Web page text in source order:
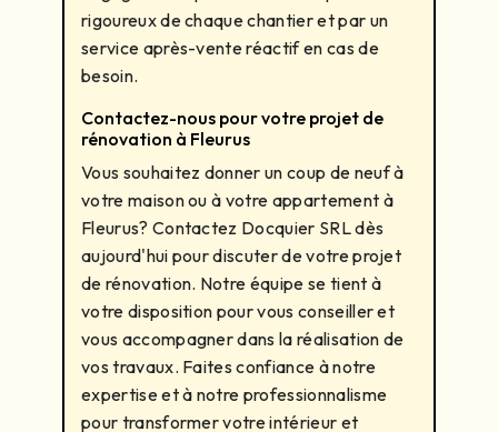
rigoureux de chaque chantier et par un
service après-vente réactif en cas de
besoin.
Contactez-nous pour votre projet de
rénovation à Fleurus
Vous souhaitez donner un coup de neuf à
votre maison ou à votre appartement à
Fleurus? Contactez Docquier SRL dès
aujourd'hui pour discuter de votre projet
de rénovation. Notre équipe se tient à
votre disposition pour vous conseiller et
vous accompagner dans la réalisation de
vos travaux. Faites confiance à notre
expertise et à notre professionnalisme
pour transformer votre intérieur et